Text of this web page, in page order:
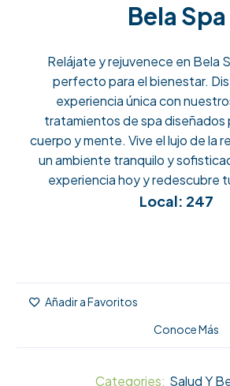
Bela Spa
Relájate y rejuvenece en Bela
perfecto para el bienestar.
experiencia única con
tratamientos de spa diseñados
cuerpo y mente. Vive el lujo de la
un ambiente tranquilo y
experiencia hoy y redescubre
Local: 247
Añadir a Favoritos
Conoce Más
Categories: Salud Y